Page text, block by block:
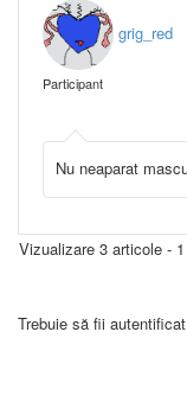
grig_red
Participant
Nu neaparat
Vizualizare 3 articole -
Trebuie să fii